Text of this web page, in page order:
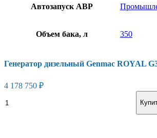
Автозапуск АВР
Объем бака, л 350
Генератор дизельный Genmac ROYAL
4 178 750 ₽
Генератор